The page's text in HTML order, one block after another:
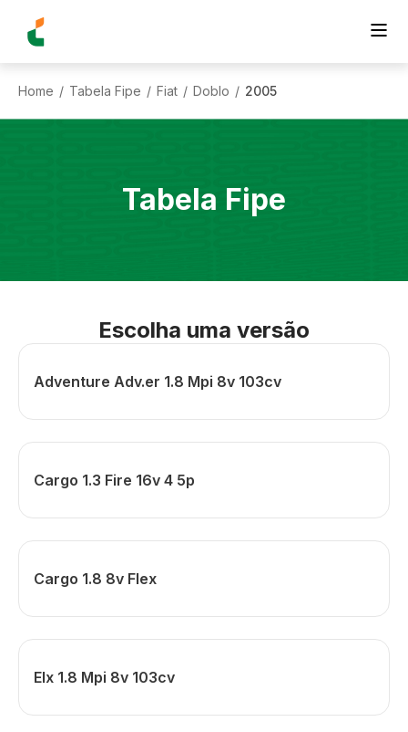
Home / Tabela Fipe / Fiat / Doblo / 2005
Tabela Fipe
Escolha uma versão
Adventure Adv.er 1.8 Mpi 8v 103cv
Cargo 1.3 Fire 16v 4 5p
Cargo 1.8 8v Flex
Elx 1.8 Mpi 8v 103cv